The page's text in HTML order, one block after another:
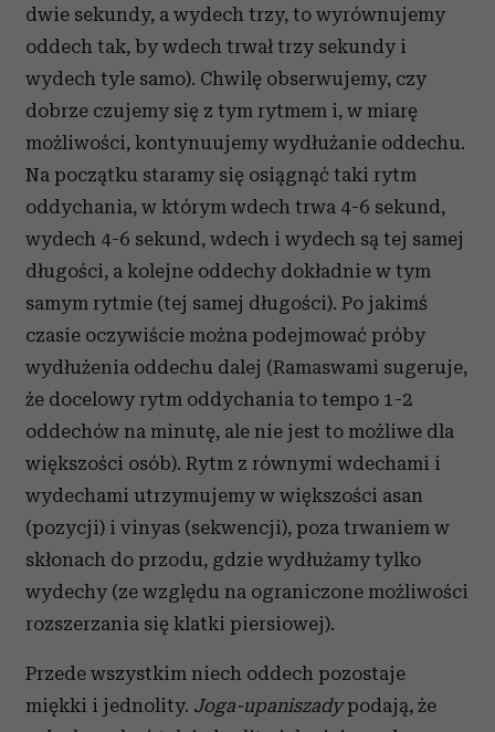
dwie sekundy, a wydech trzy, to wyrównujemy
oddech tak, by wdech trwał trzy sekundy i
wydech tyle samo). Chwilę obserwujemy, czy
dobrze czujemy się z tym rytmem i, w miarę
możliwości, kontynuujemy wydłużanie oddechu.
Na początku staramy się osiągnąć taki rytm
oddychania, w którym wdech trwa 4-6 sekund,
wydech 4-6 sekund, wdech i wydech są tej samej
długości, a kolejne oddechy dokładnie w tym
samym rytmie (tej samej długości). Po jakimś
czasie oczywiście można podejmować próby
wydłużenia oddechu dalej (Ramaswami sugeruje,
że docelowy rytm oddychania to tempo 1-2
oddechów na minutę, ale nie jest to możliwe dla
większości osób). Rytm z równymi wdechami i
wydechami utrzymujemy w większości asan
(pozycji) i vinyas (sekwencji), poza trwaniem w
skłonach do przodu, gdzie wydłużamy tylko
wydechy (ze względu na ograniczone możliwości
rozszerzania się klatki piersiowej).
Przede wszystkim niech oddech pozostaje
miękki i jednolity. Joga-upaniszadypodają, że